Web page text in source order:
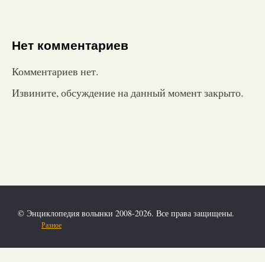
Нет комментариев
Комментариев нет.
Извините, обсуждение на данный момент закрыто.
© Энциклопедия волынки 2008-2026. Все права защищены.
Разное